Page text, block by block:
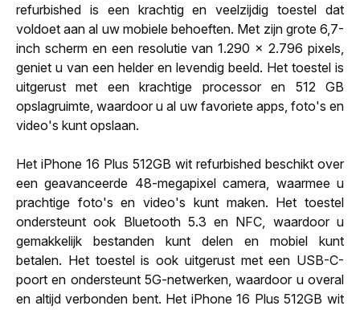
refurbished is een krachtig en veelzijdig toestel dat
voldoet aan al uw mobiele behoeften. Met zijn grote 6,7-
inch scherm en een resolutie van 1.290 x 2.796 pixels,
geniet u van een helder en levendig beeld. Het toestel is
uitgerust met een krachtige processor en 512 GB
opslagruimte, waardoor u al uw favoriete apps, foto's en
video's kunt opslaan.
Het iPhone 16 Plus 512GB wit refurbished beschikt over
een geavanceerde 48-megapixel camera, waarmee u
prachtige foto's en video's kunt maken. Het toestel
ondersteunt ook Bluetooth 5.3 en NFC, waardoor u
gemakkelijk bestanden kunt delen en mobiel kunt
betalen. Het toestel is ook uitgerust met een USB-C-
poort en ondersteunt 5G-netwerken, waardoor u overal
en altijd verbonden bent. Het iPhone 16 Plus 512GB wit